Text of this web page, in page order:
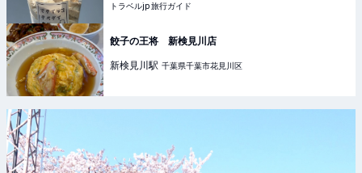
トラベルjp 旅行ガイド
餃子の王将 新検見川店
新検見川駅 千葉県千葉市花見川区